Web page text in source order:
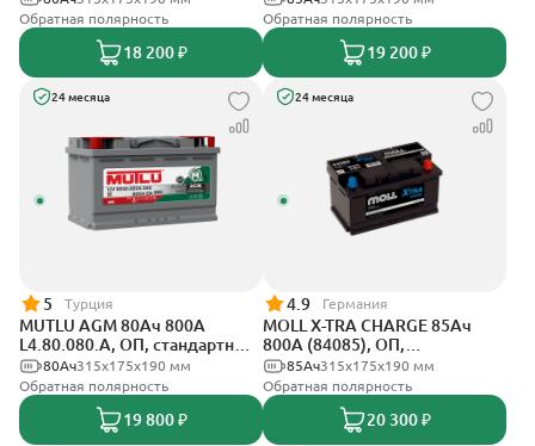
Обратная полярность
18 200 ₽
Обратная полярность
19 200 ₽
24 месяца
5 Турция
MUTLU AGM 80Ач 800A
L4.80.080.A, ОП, стандартные
клеммы315x175x190 мм
80Ач
Обратная полярность
19 800 ₽
24 месяца
4.9 Германия
MOLL X-TRA CHARGE 85Ач
800А (84085), ОП,
стандартные клеммы
315x175x190 мм
85Ач
Обратная полярность
20 300 ₽